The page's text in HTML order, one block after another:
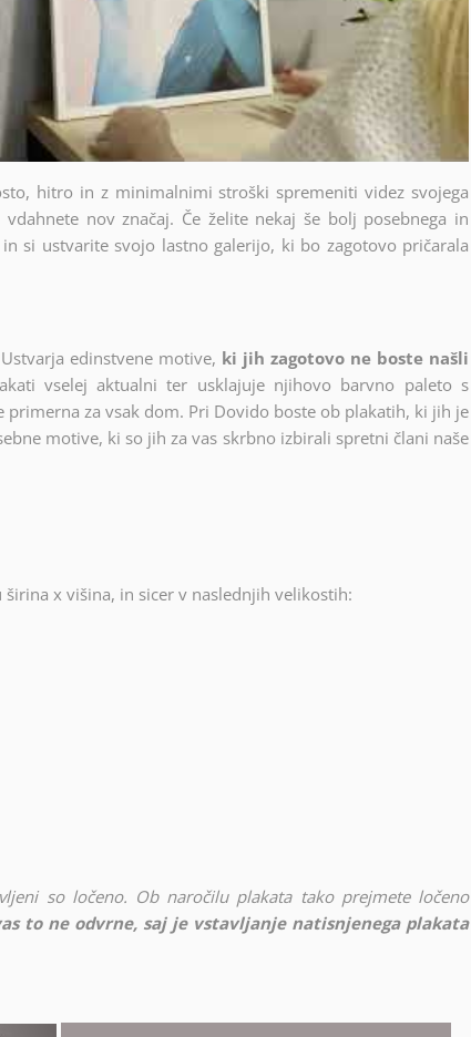
hitro in z minimalnimi stroški spremeniti videz svojega
nov značaj. Če želite nekaj še bolj posebnega in
si ustvarite svojo lastno galerijo, ki bo zagotovo pričarala
edinstvene motive, ki jih zagotovo ne boste našli
vselej aktualni ter usklajuje njihovo barvno paleto s
za vsak dom. Pri Dovido boste ob plakatih, ki jih je
motive, ki so jih za vas skrbno izbirali spretni člani naše
širina x višina, in sicer v naslednjih velikostih:
so ločeno. Ob naročilu plakata tako prejmete ločeno
to ne odvrne, saj je vstavljanje natisnjenega plakata